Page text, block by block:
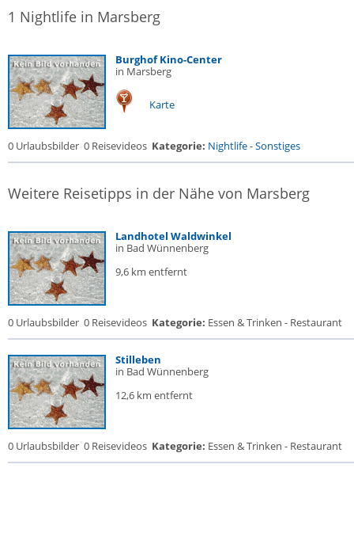
1 Nightlife in Marsberg
Burghof Kino-Center
in Marsberg
Karte
0 Urlaubsbilder 0 Reisevideos Kategorie: Nightlife-Sonstiges
Weitere Reisetipps in der Nähe von Marsberg
Landhotel Waldwinkel
in Bad Wünnenberg
9,6 km entfernt
0 Urlaubsbilder 0 Reisevideos Kategorie: Essen & Trinken - Restaurant
Stilleben
in Bad Wünnenberg
12,6 km entfernt
0 Urlaubsbilder 0 Reisevideos Kategorie: Essen & Trinken - Restaurant